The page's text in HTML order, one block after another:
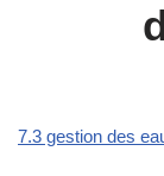
7.3 gestion des